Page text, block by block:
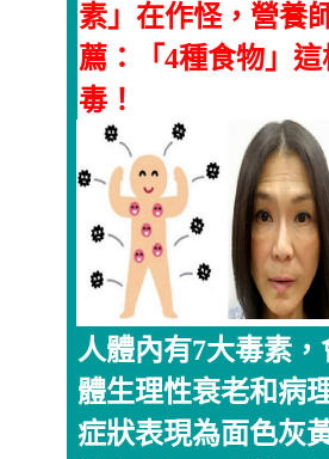
素」在作怪，營養
薦：「4種食物」
毒！
人體內有7大毒素，
體生理性衰老和病
症狀表現為面色灰